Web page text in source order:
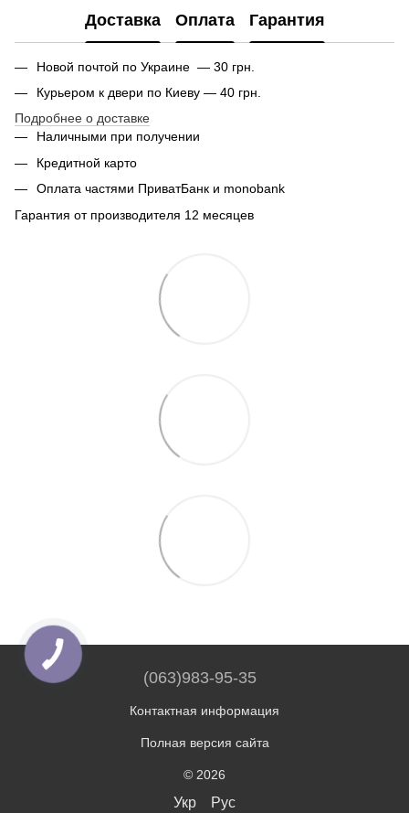
Доставка Оплата Гарантия
Новой почтой по Украине — 30 грн.
Курьером к двери по Киеву — 40 грн.
Подробнее о доставке
Наличными при получении
Кредитной карто
Оплата частями ПриватБанк и monobank
Гарантия от производителя 12 месяцев
(063)983-95-35
Контактная информация
Полная версия сайта
© 2026
Укр Рус